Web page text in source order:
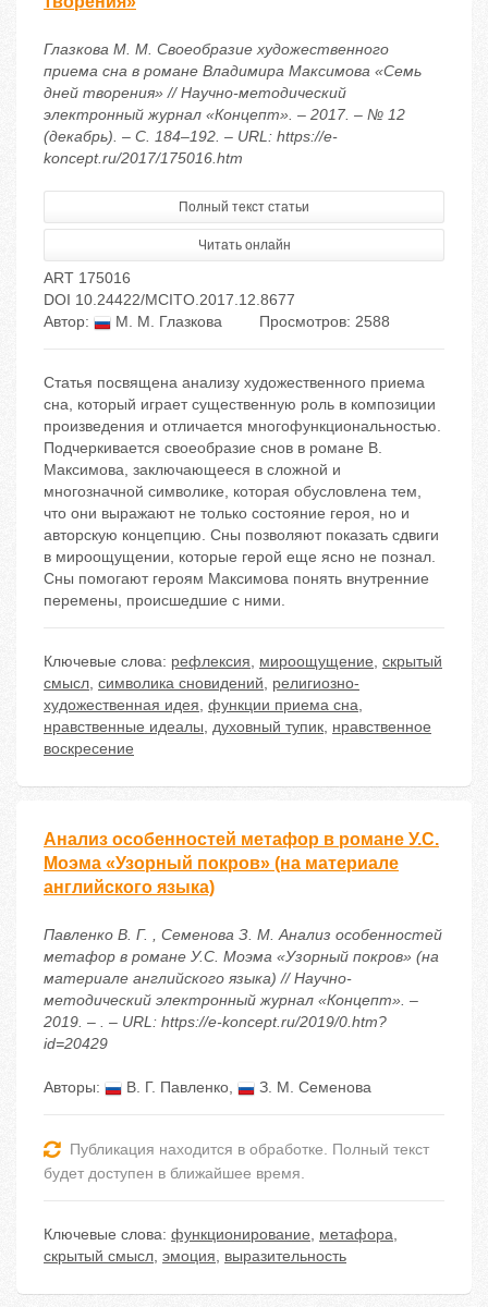
Глазкова М. М. Своеобразие художественного
приема сна в романе Владимира Максимова «Семь
дней творения» // Научно-методический
электронный журнал «Концепт». – 2017. – № 12
(декабрь). – С. 184–192. – URL: https://e-
koncept.ru/2017/175016.htm
Полный текст статьи
Читать онлайн
ART 175016
DOI 10.24422/MCITO.2017.12.8677
Автор:
М. М. Глазкова Просмотров: 2588
Статья посвящена анализу художественного приема
сна, который играет существенную роль в композиции
произведения и отличается многофункциональностью.
Подчеркивается своеобразие снов в романе В.
Максимова, заключающееся в сложной и
многозначной символике, которая обусловлена тем,
что они выражают не только состояние героя, но и
авторскую концепцию. Сны позволяют показать сдвиги
в мироощущении, которые герой еще ясно не познал.
Сны помогают героям Максимова понять внутренние
перемены, происшедшие с ними.
Ключевые слова: рефлексия, мироощущение, скрытый
смысл, символика сновидений, религиозно-
художественная идея, функции приема сна,
нравственные идеалы, духовный тупик, нравственное
воскресение
Анализ особенностей метафор в романе У.С.
Моэма «Узорный покров» (на материале
английского языка)
Павленко В. Г. , Семенова З. М. Анализ особенностей
метафор в романе У.С. Моэма «Узорный покров» (на
материале английского языка) // Научно-
методический электронный журнал «Концепт». –
2019. – . – URL: https://e-koncept.ru/2019/0.htm?
id=20429
Авторы: В. Г. Павленко, З. М. Семенова
Публикация находится в обработке. Полный текст
будет доступен в ближайшее время.
Ключевые слова: функционирование метафора
скрытый смысл эмоция выразительность